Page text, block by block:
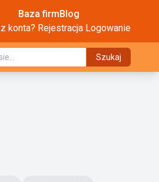
Baza firmBlog
konta? Rejestracja Logowanie
Szukaj